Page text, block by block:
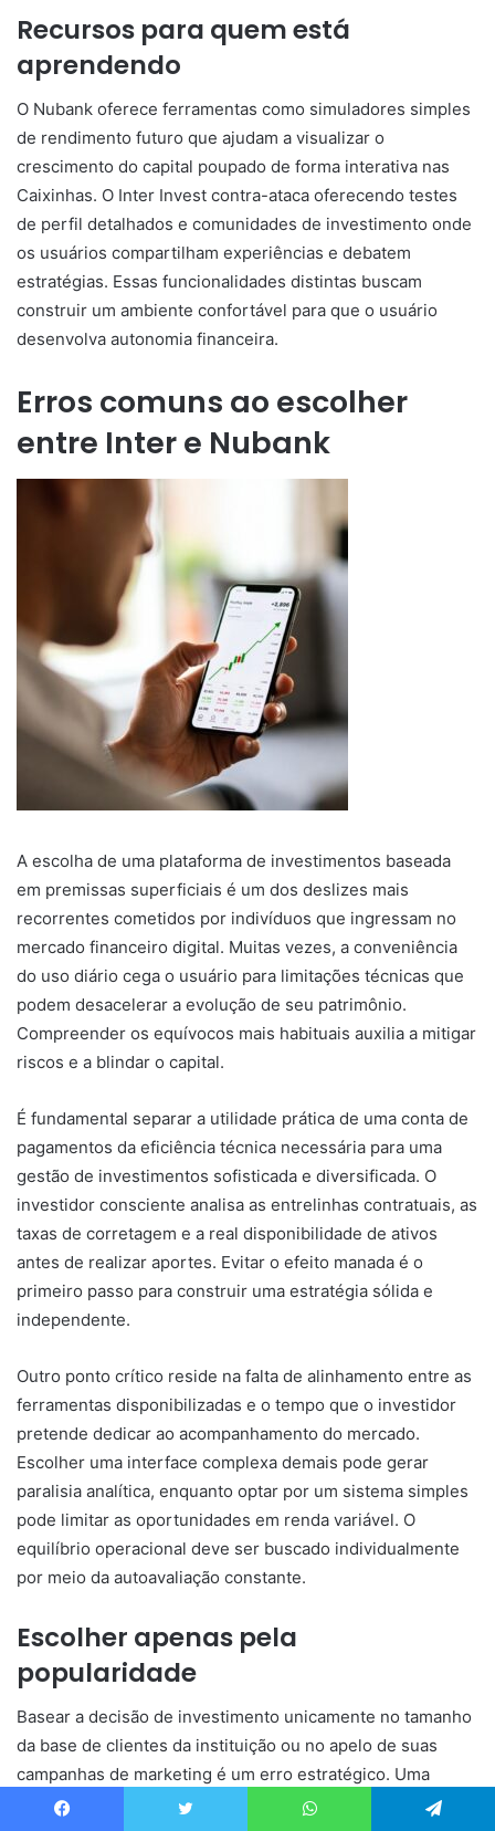
Recursos para quem está
aprendendo
O Nubank oferece ferramentas como simuladores simples
de rendimento futuro que ajudam a visualizar o
crescimento do capital poupado de forma interativa nas
Caixinhas. O Inter Invest contra-ataca oferecendo testes
de perfil detalhados e comunidades de investimento onde
os usuários compartilham experiências e debatem
estratégias. Essas funcionalidades distintas buscam
construir um ambiente confortável para que o usuário
desenvolva autonomia financeira.
Erros comuns ao escolher
entre Inter e Nubank
A escolha de uma plataforma de investimentos baseada
em premissas superficiais é um dos deslizes mais
recorrentes cometidos por indivíduos que ingressam no
mercado financeiro digital. Muitas vezes, a conveniência
do uso diário cega o usuário para limitações técnicas que
podem desacelerar a evolução de seu patrimônio.
Compreender os equívocos mais habituais auxilia a mitigar
riscos e a blindar o capital.
É fundamental separar a utilidade prática de uma conta de
pagamentos da eficiência técnica necessária para uma
gestão de investimentos sofisticada e diversificada. O
investidor consciente analisa as entrelinhas contratuais, as
taxas de corretagem e a real disponibilidade de ativos
antes de realizar aportes. Evitar o efeito manada é o
primeiro passo para construir uma estratégia sólida e
independente.
Outro ponto crítico reside na falta de alinhamento entre as
ferramentas disponibilizadas e o tempo que o investidor
pretende dedicar ao acompanhamento do mercado.
Escolher uma interface complexa demais pode gerar
paralisia analítica, enquanto optar por um sistema simples
pode limitar as oportunidades em renda variável. O
equilíbrio operacional deve ser buscado individualmente
por meio da autoavaliação constante.
Escolher apenas pela
popularidade
Basear a decisão de investimento unicamente no tamanho
da base de clientes da instituição ou no apelo de suas
campanhas de marketing é um erro estratégico. Uma
plataforma extremamente popular para transações diárias